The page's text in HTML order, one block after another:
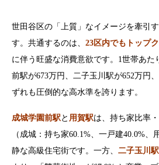
世田谷区の「上質」なイメージを牽引
す。共通するのは、 23区内でもトップ
に伴う旺盛な消費意欲です。1世帯あた
前駅が673万円、二子玉川駅が652万円
ずれも圧倒的な高水準を誇ります。
成城学園前駅と 用賀駅は、持ち家比率
（成城：持ち家60.1%、一戸建40.0%、
静な高級住宅街です。一方、 二子玉川駅